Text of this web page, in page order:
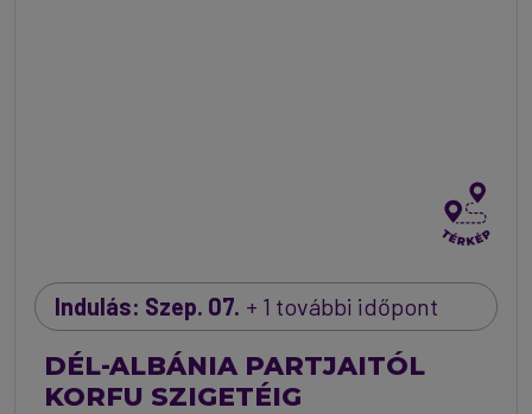
Indulás: Szep. 07. + 1 további időpont
DÉL-ALBÁNIA PARTJAITÓL
KORFU SZIGETÉIG